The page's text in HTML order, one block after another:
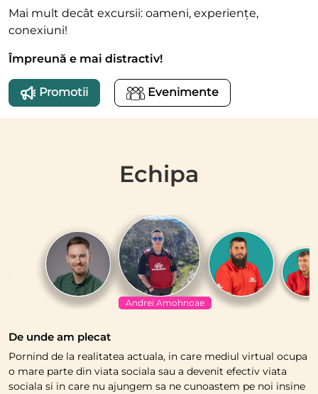
Mai mult decât excursii: oameni, experiențe,
conexiuni!
Împreună e mai distractiv!
Promotii Evenimente
Echipa
Andrei Amohnoae
De unde am plecat
Pornind de la realitatea actuala, in care mediul virtual ocupa
o mare parte din viata sociala sau a devenit efectiv viata
sociala si in care nu ajungem sa ne cunoastem pe noi insine